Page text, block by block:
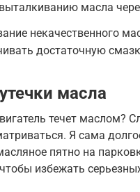
масла
некачественного
достаточную
масла
течет маслом?
Я сама
пятно на
избежать